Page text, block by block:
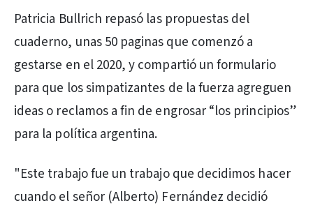
Patricia Bullrich repasó las propuestas del
cuaderno, unas 50 paginas que comenzó a
gestarse en el 2020, y compartió un formulario
para que los simpatizantes de la fuerza agreguen
ideas o reclamos a fin de engrosar “los principios”
para la política argentina.
"Este trabajo fue un trabajo que decidimos hacer
cuando el señor (Alberto) Fernández decidió